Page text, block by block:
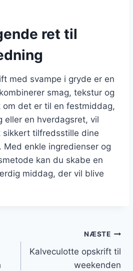
ret til
med svampe i gryde er en
smag, tekstur og
om det er til en festmiddag,
eller en hverdagsret, vil
sikkert tilfredsstille dine
enkle ingredienser og
kan du skabe en
middag, der vil blive
NÆSTE
Kalveculotte opskrift til
weekenden